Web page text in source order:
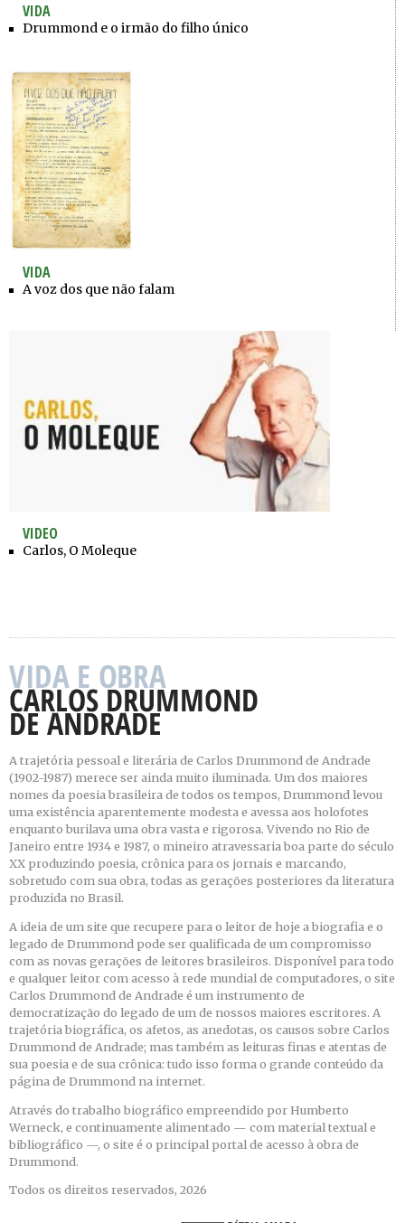
VIDA
Drummond e o irmão do filho único
VIDA
A voz dos que não falam
VIDEO
Carlos, O Moleque
A trajetória pessoal e literária de Carlos Drummond de Andrade
(1902-1987) merece ser ainda muito iluminada. Um dos maiores
nomes da poesia brasileira de todos os tempos, Drummond levou
uma existência aparentemente modesta e avessa aos holofotes
enquanto burilava uma obra vasta e rigorosa. Vivendo no Rio de
Janeiro entre 1934 e 1987, o mineiro atravessaria boa parte do século
XX produzindo poesia, crônica para os jornais e marcando,
sobretudo com sua obra, todas as gerações posteriores da literatura
produzida no Brasil.
A ideia de um site que recupere para o leitor de hoje a biografia e o
legado de Drummond pode ser qualificada de um compromisso
com as novas gerações de leitores brasileiros. Disponível para todo
e qualquer leitor com acesso à rede mundial de computadores, o site
Carlos Drummond de Andrade é um instrumento de
democratização do legado de um de nossos maiores escritores. A
trajetória biográfica, os afetos, as anedotas, os causos sobre Carlos
Drummond de Andrade; mas também as leituras finas e atentas de
sua poesia e de sua crônica: tudo isso forma o grande conteúdo da
página de Drummond na internet.
Através do trabalho biográfico empreendido por Humberto
Werneck, e continuamente alimentado — com material textual e
bibliográfico —, o site é o principal portal de acesso à obra de
Drummond.
Todos os direitos reservados, 2026